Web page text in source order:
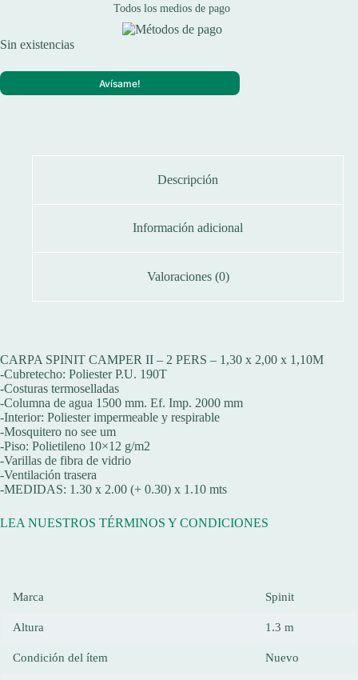
Todos los medios de pago
Sin existencias
Avísame!
Descripción
Información adicional
Valoraciones (0)
CARPA SPINIT CAMPER II – 2 PERS – 1,30 x 2,00 x 1,10M
-Cubretecho: Poliester P.U. 190T
-Costuras termoselladas
-Columna de agua 1500 mm. Ef. Imp. 2000 mm
-Interior: Poliester impermeable y respirable
-Mosquitero no see um
-Piso: Polietileno 10×12 g/m2
-Varillas de fibra de vidrio
-Ventilación trasera
-MEDIDAS: 1.30 x 2.00 (+ 0.30) x 1.10 mts
LEA NUESTROS TÉRMINOS Y CONDICIONES
Marca Spinit
Altura 1.3 m
Condición del ítem Nuevo